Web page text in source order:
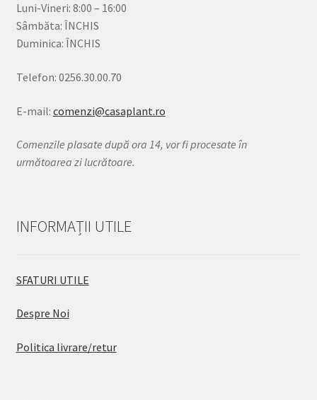
Luni-Vineri: 8:00 – 16:00
Sâmbăta: ÎNCHIS
Duminica: ÎNCHIS
Telefon: 0256.30.00.70
E-mail: comenzi@casaplant.ro
Comenzile plasate după ora 14, vor fi procesate în
următoarea zi lucrătoare.
INFORMAȚII UTILE
SFATURI UTILE
Despre Noi
Politica livrare/retur